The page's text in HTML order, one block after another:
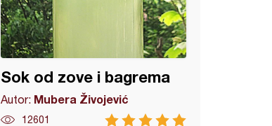
Sok od zove i bagrema
Autor: Mubera Živojević
12601